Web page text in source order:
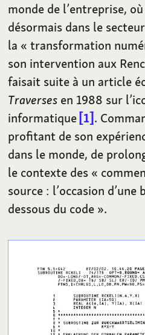
monde de l’entreprise,
désormais dans le
la « transformation
son intervention aux
faisait suite à un article
Traverses en 1988 sur
informatique 1 .
profitant de son
dans le monde, de
le contexte des «
source : l’occasion d’une
dessous du code ».